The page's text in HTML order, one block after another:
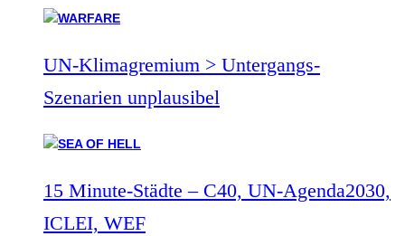
UN-Klimagremium > Untergangs-
Szenarien unplausibel
15 Minute-Städte – C40, UN-Agenda2030,
ICLEI, WEF